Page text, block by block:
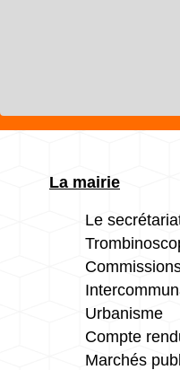
La mairie
Le
Urbanisme
Compte
Marchés